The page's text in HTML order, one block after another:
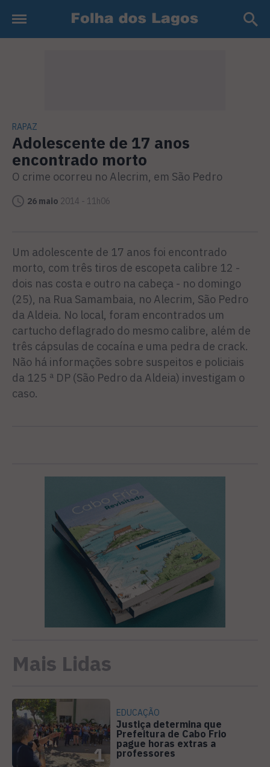
RAPAZ
Adolescente de 17 anos
encontrado morto
O crime ocorreu no Alecrim, em São Pedro
26 maio 2014 - 11h06
Um adolescente de 17 anos foi encontrado
morto, com três tiros de escopeta calibre 12 -
dois nas costa e outro na cabeça - no domingo
(25), na Rua Samambaia, no Alecrim, São Pedro
da Aldeia. No local, foram encontrados um
cartucho deflagrado do mesmo calibre, além de
três cápsulas de cocaína e uma pedra de crack.
Não há informações sobre suspeitos e policiais
da 125 ª DP (São Pedro da Aldeia) investigam o
caso.
Mais Lidas
1
EDUCAÇÃO
Justiça determina que
Prefeitura de Cabo Frio
pague horas extras a
professores